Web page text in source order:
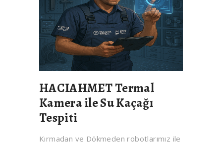
HACIAHMET Termal
Kamera ile Su Kaçağı
Tespiti
Kırmadan ve Dökmeden robotlarımız ile